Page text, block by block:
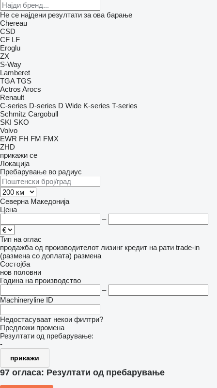
Не се најдени резултати за ова барање
Chereau
CSD
CF LF
Eroglu
ZX
S-Way
Lamberet
TGA TGS
Actros Arocs
Renault
C-series D-series D Wide K-series T-series
Schmitz Cargobull
SKI SKO
Volvo
EWR FH FM FMX
ZHD
прикажи се
Локација
Пребарување во радиус
Северна Македонија
Цена
–
Тип на оглас
продажба од производителот лизинг кредит на рати trade-in
(размена со доплата) размена
Состојба
нов половни
Година на производство
–
Machineryline ID
Недостасуваат некои филтри?
Предложи промена
Резултати од пребарување:
-
прикажи
97 огласа: Резултати од пребарување